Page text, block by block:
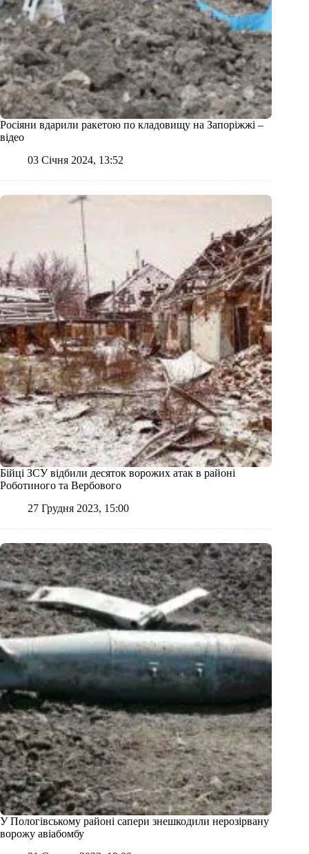
Росіяни вдарили ракетою по кладовищу на Запоріжжі –
відео
03 Січня 2024, 13:52
Бійці ЗСУ відбили десяток ворожих атак в районі
Роботиного та Вербового
27 Грудня 2023, 15:00
У Пологівському районі сапери знешкодили нерозірвану
ворожу авіабомбу